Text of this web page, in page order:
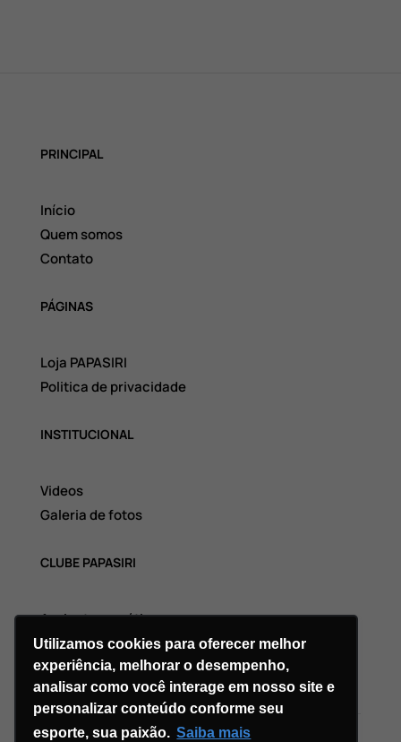
Utilizamos cookies para oferecer melhor
experiência, melhorar o desempenho,
analisar como você interage em nosso site e
personalizar conteúdo conforme seu
esporte, sua paixão. Saiba mais
PRINCIPAL
Início
Quem somos
Contato
PÁGINAS
Loja PAPASIRI
Politica de privacidade
INSTITUCIONAL
Videos
Galeria de fotos
CLUBE PAPASIRI
Assinatura grátis